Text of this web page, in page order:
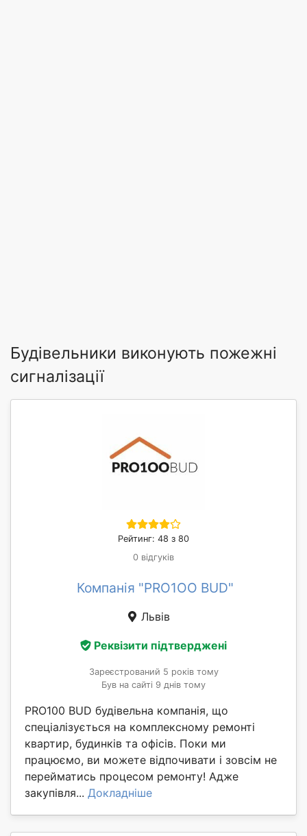
Будівельники виконують пожежні
сигналізації
Рейтинг: 48 з 80
0 відгуків
Компанія "PRO1OO BUD"
Львів
Реквізити підтверджені
Зареєстрований 5 років тому
Був на сайті 9 днів тому
PRO100 BUD будівельна компанія, що
спеціалізується на комплексному ремонті
квартир, будинків та офісів. Поки ми
працюємо, ви можете відпочивати і зовсім не
перейматись процесом ремонту! Адже
закупівля... Докладніше